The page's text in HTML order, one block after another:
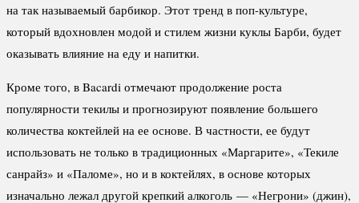
на так называемый барбикор. Этот тренд в поп-культуре,
который вдохновлен модой и стилем жизни куклы Барби, будет
оказывать влияние на еду и напитки.
Кроме того, в Bacardi отмечают продолжение роста
популярности текилы и прогнозируют появление большего
количества коктейлей на ее основе. В частности, ее будут
использовать не только в традиционных «Маргарите», «Текиле
санрайз» и «Паломе», но и в коктейлях, в основе которых
изначально лежал другой крепкий алкоголь — «Негрони» (джин),